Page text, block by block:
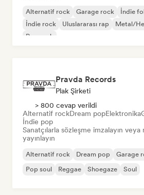
Alternatif rock Garage rock İndie
İndie rock
Uluslararası rap
Metal/
Pop rock
Pravda Records
Plak Şirketi
> 800 cevap verildi
Alternatif rockDream popElektronika
İndie pop
Sanatçılarla sözleşme imzalayın
yayınlayın
Alternatif rock Dream pop Garage
Pop soul
Reggae Shoegaze Soul